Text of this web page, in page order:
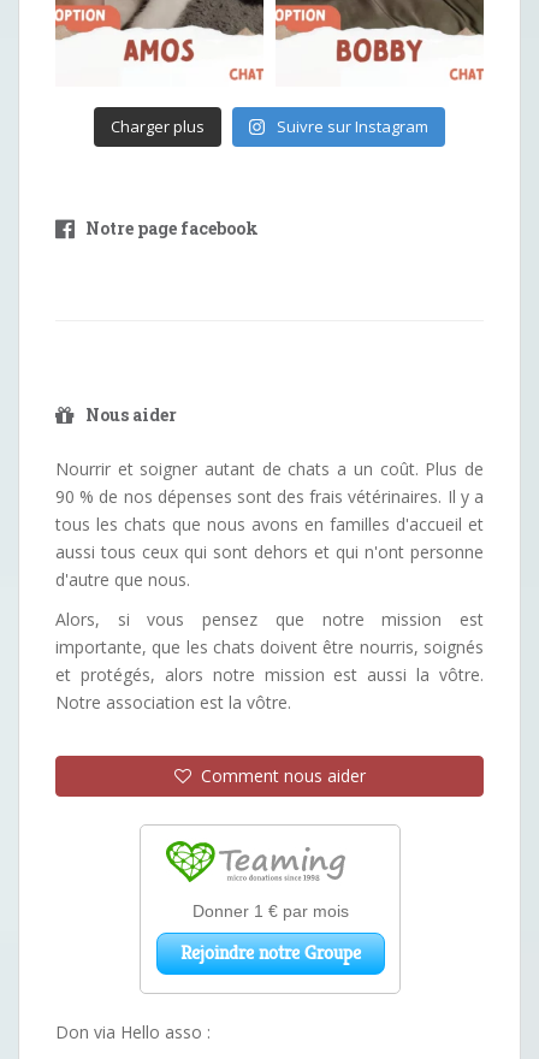
Charger plus Suivre sur Instagram
Notre page facebook
Nous aider
Nourrir et soigner autant de chats a un coût. Plus de
90 % de nos dépenses sont des frais vétérinaires. Il y a
tous les chats que nous avons en familles d'accueil et
aussi tous ceux qui sont dehors et qui n'ont personne
d'autre que nous.
Alors, si vous pensez que notre mission est
importante, que les chats doivent être nourris, soignés
et protégés, alors notre mission est aussi la vôtre.
Notre association est la vôtre.
Comment nous aider
Don via Hello asso :